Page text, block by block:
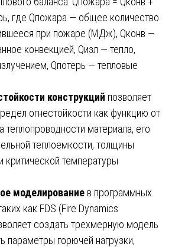
где Qпожара — общее количество
при пожаре (МДж), Qконв —
конвекцией, Qизл — тепло,
Qпотерь — тепловые
конструкций позволяет
огнестойкости как функцию от
теплопроводности материала, его
теплоемкости, толщины
критической температуры
моделирование в программных
как FDS (Fire Dynamics
создать трехмерную модель
параметры горючей нагрузки,